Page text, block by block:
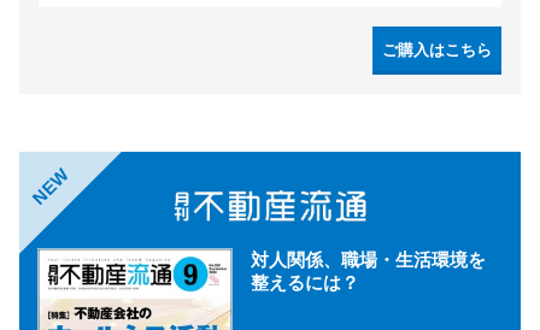
ご購入はこちら
NEW
対人関係、職場・生活環境を
整えるには？